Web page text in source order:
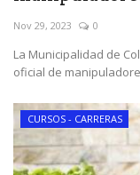
Nov 29, 2023 0
La Municipalidad de
oficial de
CURSOS - CARRERAS